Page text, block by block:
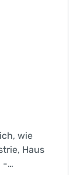
wie
Haus
-